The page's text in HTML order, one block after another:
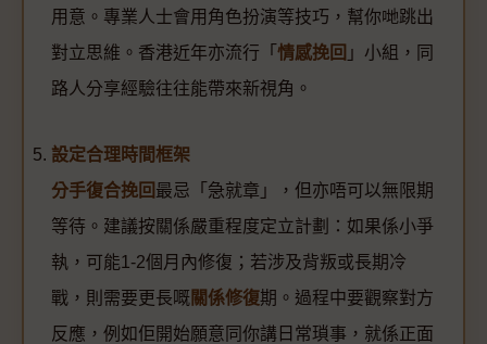
用意。專業人士會用角色扮演等技巧，幫你哋跳出
對立思維。香港近年亦流行「 情感挽回 」小組，同
路人分享經驗往往能帶來新視角。
設定合理時間框架
分手復合挽回 最忌「急就章」，但亦唔可以無限期
等待。建議按關係嚴重程度定立計劃：如果係小爭
執，可能1-2個月內修復；若涉及背叛或長期冷
戰，則需要更長嘅 關係修復期。過程中要觀察對方
反應，例如佢開始願意同你講日常瑣事，就係正面